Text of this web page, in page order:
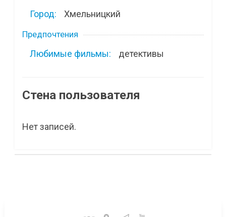
Город: Хмельницкий
Предпочтения
Любимые фильмы: детективы
Стена пользователя
Нет записей.